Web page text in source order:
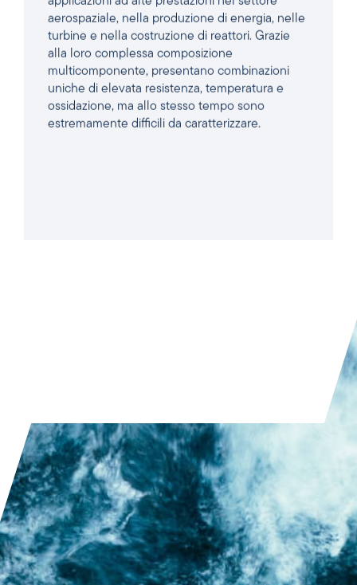
aerospaziale, nella produzione di energia, nelle
turbine e nella costruzione di reattori. Grazie
alla loro complessa composizione
multicomponente, presentano combinazioni
uniche di elevata resistenza, temperatura e
ossidazione, ma allo stesso tempo sono
estremamente difficili da caratterizzare.